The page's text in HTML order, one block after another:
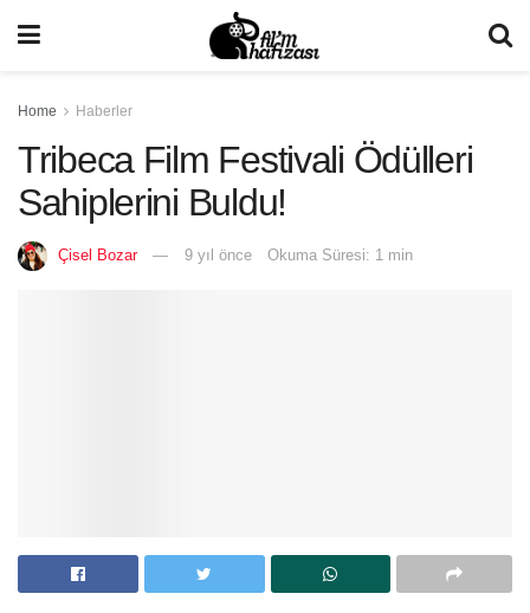
Home Haberler
Tribeca Film Festivali Ödülleri
Sahiplerini Buldu!
Çisel Bozar 9 yıl önce Okuma Süresi: 1 min